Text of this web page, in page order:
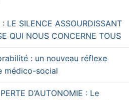
LE SILENCE ASSOURDISSANT
QUI NOUS CONCERNE TOUS
: un nouveau réflexe
médico-social
D’AUTONOMIE : Le